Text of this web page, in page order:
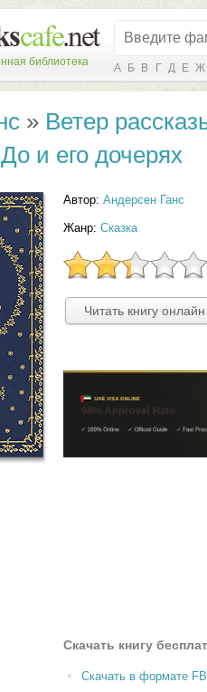
библиотека А Б В Г Д Е Ж
» Ветер
и его дочерях
Автор: Андерсен Ганс
Жанр: Сказка
Читать книгу
Скачать книгу
Скачать в формате